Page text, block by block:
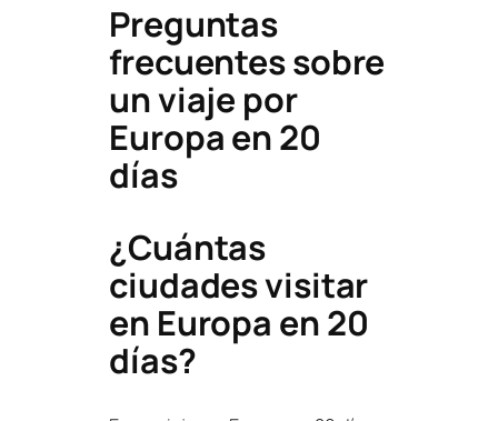
Preguntas
frecuentes sobre
un viaje por
Europa en 20
días
¿Cuántas
ciudades visitar
en Europa en 20
días?